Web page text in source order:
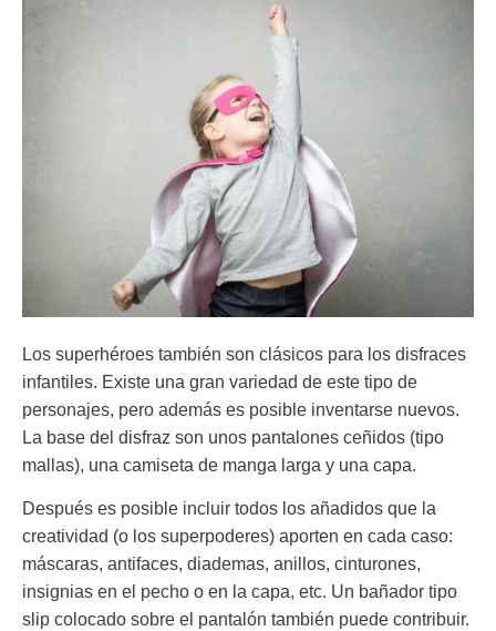
Los superhéroes también son clásicos para los disfraces
infantiles. Existe una gran variedad de este tipo de
personajes, pero además es posible inventarse nuevos.
La base del disfraz son unos pantalones ceñidos (tipo
mallas), una camiseta de manga larga y una capa.
Después es posible incluir todos los añadidos que la
creatividad (o los superpoderes) aporten en cada caso:
máscaras, antifaces, diademas, anillos, cinturones,
insignias en el pecho o en la capa, etc. Un bañador tipo
slip colocado sobre el pantalón también puede contribuir.